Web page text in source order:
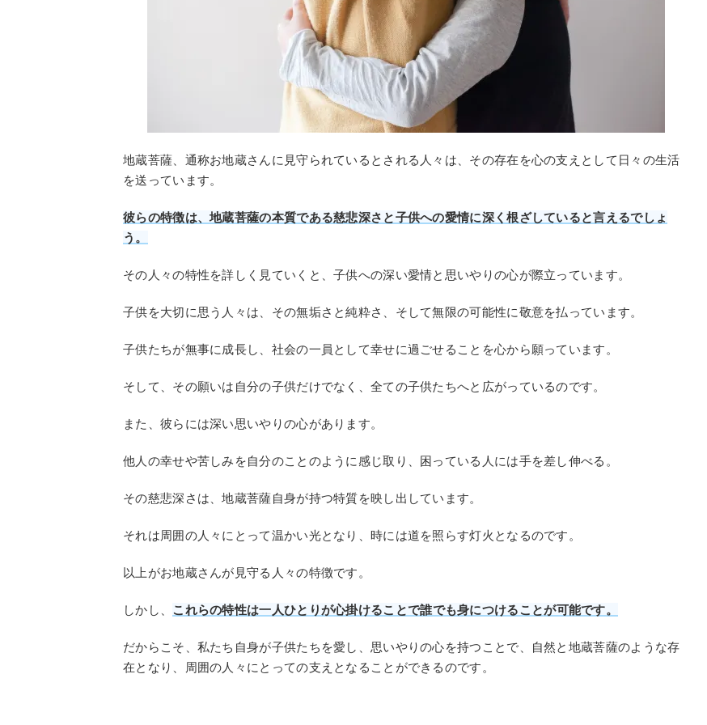
地蔵菩薩、通称お地蔵さんに見守られているとされる人々は、その存在を心の支えとして日々の生活
を送っています。
彼らの特徴は、地蔵菩薩の本質である慈悲深さと子供への愛情に深く根ざしていると言えるでしょ
う。
その人々の特性を詳しく見ていくと、子供への深い愛情と思いやりの心が際立っています。
子供を大切に思う人々は、その無垢さと純粋さ、そして無限の可能性に敬意を払っています。
子供たちが無事に成長し、社会の一員として幸せに過ごせることを心から願っています。
そして、その願いは自分の子供だけでなく、全ての子供たちへと広がっているのです。
また、彼らには深い思いやりの心があります。
他人の幸せや苦しみを自分のことのように感じ取り、困っている人には手を差し伸べる。
その慈悲深さは、地蔵菩薩自身が持つ特質を映し出しています。
それは周囲の人々にとって温かい光となり、時には道を照らす灯火となるのです。
以上がお地蔵さんが見守る人々の特徴です。
しかし、 これらの特性は一人ひとりが心掛けることで誰でも身につけることが可能です。
だからこそ、私たち自身が子供たちを愛し、思いやりの心を持つことで、自然と地蔵菩薩のような存
在となり、周囲の人々にとっての支えとなることができるのです。